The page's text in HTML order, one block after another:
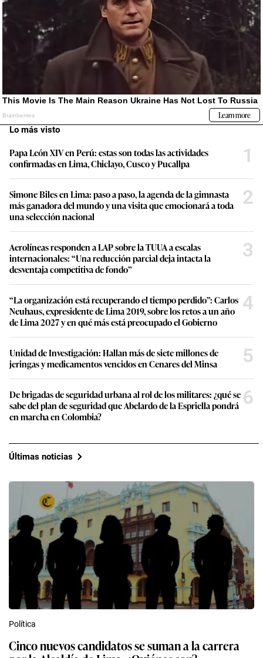
Lo más visto
Papa León XIV en Perú: estas son todas las actividades
confirmadas en Lima, Chiclayo, Cusco y Pucallpa
1
Simone Biles en Lima: paso a paso, la agenda de la gimnasta
más ganadora del mundo y una visita que emocionará a toda
una selección nacional
2
Aerolíneas responden a LAP sobre la TUUA a escalas
internacionales: “Una reducción parcial deja intacta la
desventaja competitiva de fondo”
3
“La organización está recuperando el tiempo perdido”: Carlos
Neuhaus, expresidente de Lima 2019, sobre los retos a un año
de Lima 2027 y en qué más está preocupado el Gobierno
4
Unidad de Investigación: Hallan más de siete millones de
jeringas y medicamentos vencidos en Cenares del Minsa
5
De brigadas de seguridad urbana al rol de los militares: ¿qué se
sabe del plan de seguridad que Abelardo de la Espriella pondrá
en marcha en Colombia?
6
Últimas noticias
Política
Cinco nuevos candidatos se suman a la carrera